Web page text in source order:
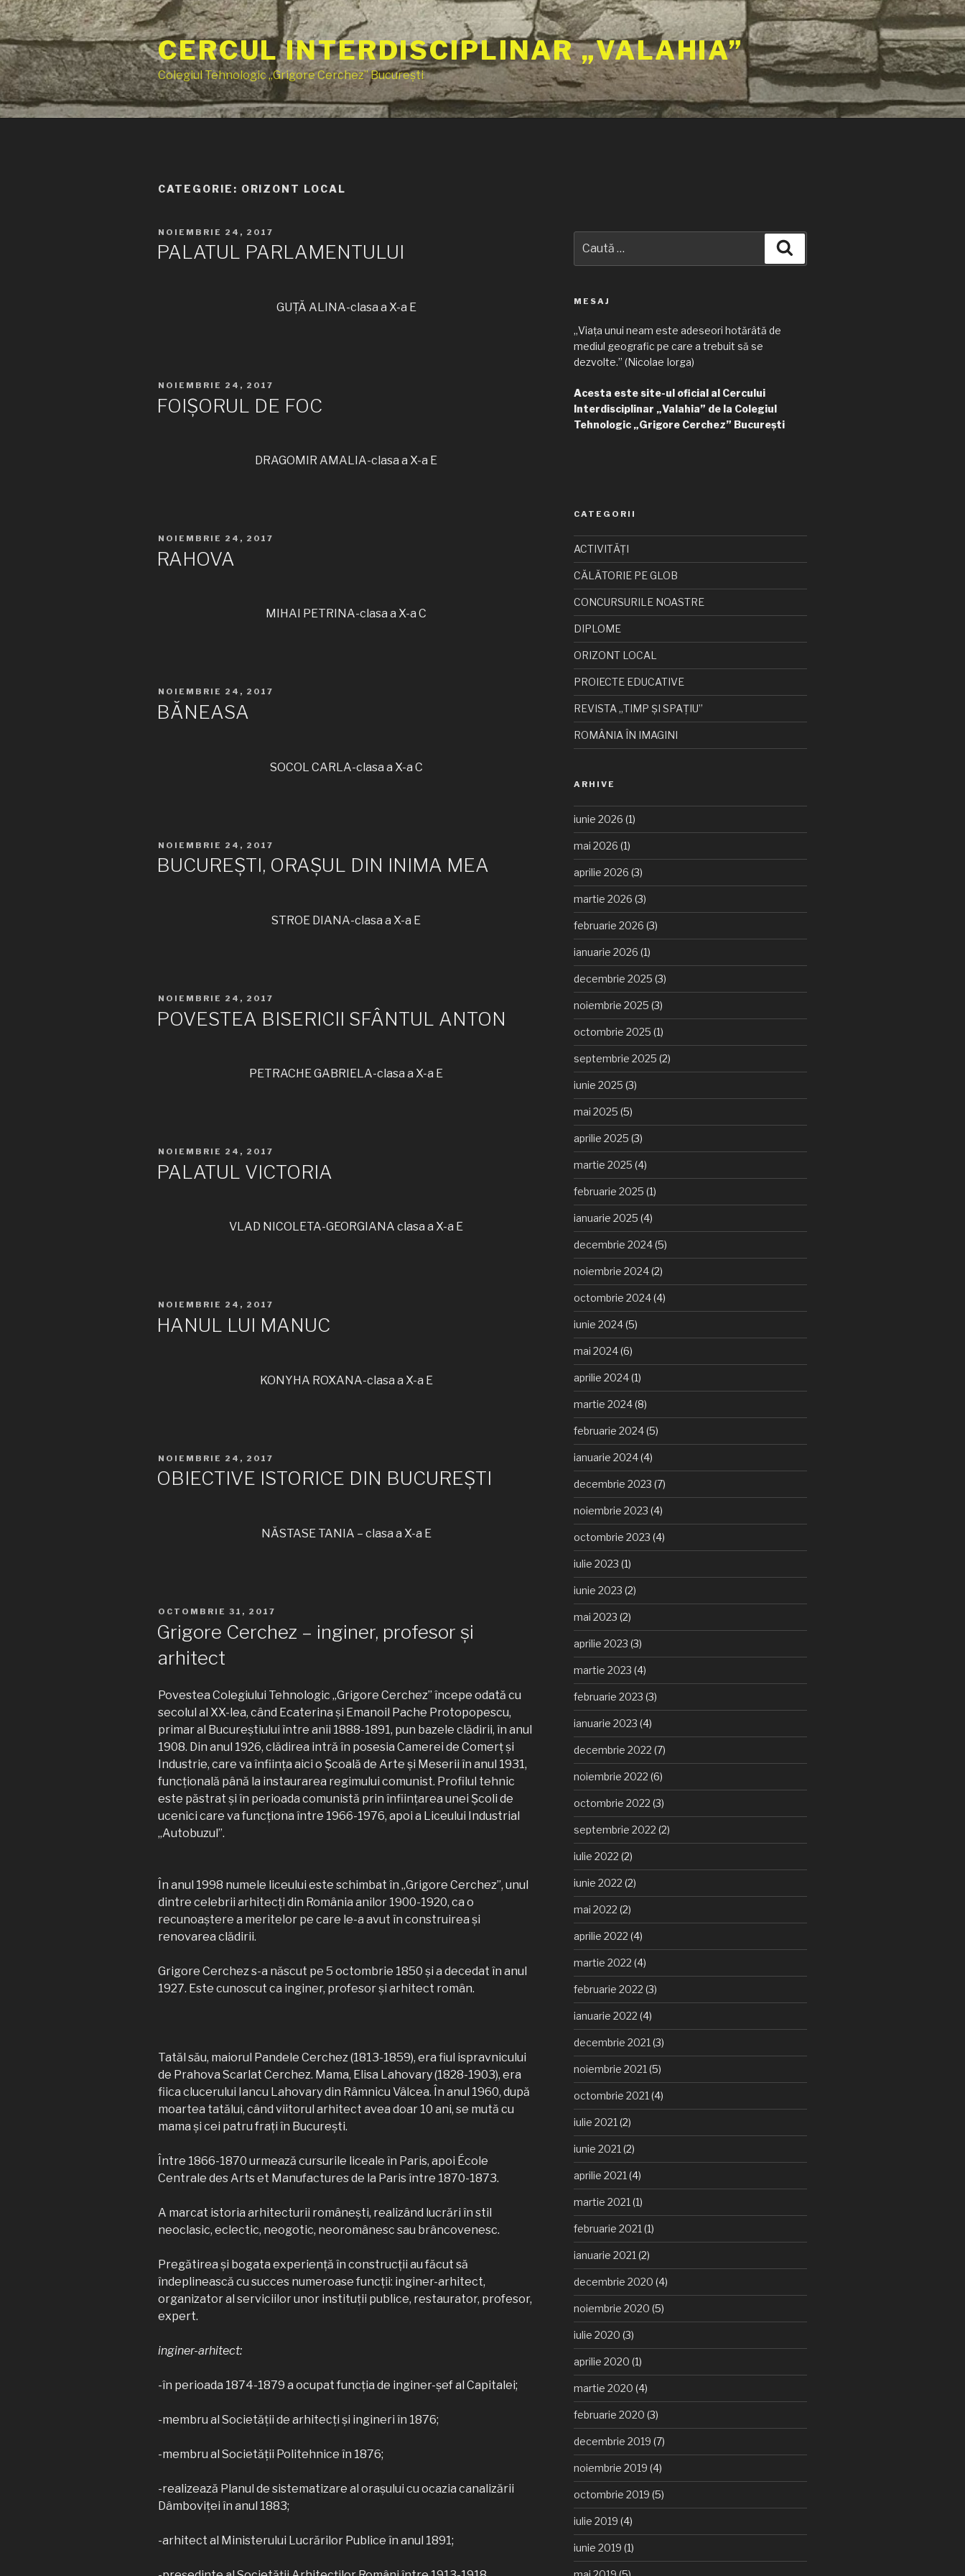
Sari
la
conținut
CERCUL INTERDISCIPLINAR „VALAHIA”
Colegiul Tehnologic „Grigore Cerchez” București
CATEGORIE: ORIZONT LOCAL
PUBLICAT
PE
NOIEMBRIE 24, 2017
PALATUL PARLAMENTULUI
GUȚĂ ALINA-clasa a X-a E
PUBLICAT
NOIEMBRIE 24, 2017
FOIȘORUL DE FOC
DRAGOMIR AMALIA-clasa a X-a E
PUBLICAT
PE
NOIEMBRIE 24, 2017
RAHOVA
MIHAI PETRINA-clasa a X-a C
PUBLICAT
PE
NOIEMBRIE 24, 2017
BĂNEASA
SOCOL CARLA-clasa a X-a C
PUBLICAT
PE
NOIEMBRIE 24, 2017
BUCUREȘTI, ORAȘUL DIN INIMA MEA
STROE DIANA-clasa a X-a E
PUBLICAT
NOIEMBRIE 24, 2017
POVESTEA BISERICII SFÂNTUL ANTON
PETRACHE GABRIELA-clasa a X-a E
PUBLICAT
PE
NOIEMBRIE 24, 2017
PALATUL VICTORIA
VLAD NICOLETA-GEORGIANA clasa a X-a E
PUBLICAT
PE
NOIEMBRIE 24, 2017
HANUL LUI MANUC
KONYHA ROXANA-clasa a X-a E
PUBLICAT
PE
NOIEMBRIE 24, 2017
OBIECTIVE ISTORICE DIN BUCUREȘTI
NĂSTASE TANIA – clasa a X-a E
PUBLICAT
OCTOMBRIE 31, 2017
Grigore Cerchez – inginer, profesor şi
arhitect
Povestea Colegiului Tehnologic „Grigore Cerchez” începe odată cu
secolul al XX-lea, când Ecaterina şi Emanoil Pache Protopopescu,
primar al Bucureştiului între anii 1888-1891, pun bazele clădirii, în anul
1908. Din anul 1926, clădirea intră în posesia Camerei de Comerţ şi
Industrie, care va înfiinţa aici o Şcoală de Arte şi Meserii în anul 1931,
funcţională până la instaurarea regimului comunist. Profilul tehnic
este păstrat şi în perioada comunistă prin înfiinţarea unei Şcoli de
ucenici care va funcţiona între 1966-1976, apoi a Liceului Industrial
„Autobuzul”.
În anul 1998 numele liceului este schimbat în „Grigore Cerchez”, unul
dintre celebrii arhitecţi din România anilor 1900-1920, ca o
recunoaştere a meritelor pe care le-a avut în construirea şi
renovarea clădirii.
Grigore Cerchez s-a născut pe 5 octombrie 1850 şi a decedat în anul
1927. Este cunoscut ca inginer, profesor şi arhitect român.
Tatăl său, maiorul Pandele Cerchez (1813-1859), era fiul ispravnicului
de Prahova Scarlat Cerchez. Mama, Elisa Lahovary (1828-1903), era
fiica clucerului Iancu Lahovary din Râmnicu Vâlcea. În anul 1960, după
moartea tatălui, când viitorul arhitect avea doar 10 ani, se mută cu
mama şi cei patru fraţi în Bucureşti.
Între 1866-1870 urmează cursurile liceale în Paris, apoi École
Centrale des Arts et Manufactures de la Paris între 1870-1873.
A marcat istoria arhitecturii româneşti, realizând lucrări în stil
neoclasic, eclectic, neogotic, neoromânesc sau brâncovenesc.
Pregătirea şi bogata experienţă în construcţii au făcut să
îndeplinească cu succes numeroase funcţii: inginer-arhitect,
organizator al serviciilor unor instituţii publice, restaurator, profesor,
expert.
inginer-arhitect:
-în perioada 1874-1879 a ocupat funcţia de inginer-şef al Capitalei;
-membru al Societăţii de arhitecţi şi ingineri în 1876;
-membru al Societăţii Politehnice în 1876;
-realizează Planul de sistematizare al oraşului cu ocazia canalizării
Dâmboviţei în anul 1883;
-arhitect al Ministerului Lucrărilor Publice în anul 1891;
după:
MESAJ
„Viața unui neam este adeseori hotărâtă de
mediul geografic pe care a trebuit să se
dezvolte.” (Nicolae Iorga)
Acesta este site-ul oficial al Cercului
Interdisciplinar „Valahia” de la Colegiul
Tehnologic „Grigore Cerchez” București
CATEGORII
ACTIVITĂȚI
CĂLĂTORIE PE GLOB
CONCURSURILE NOASTRE
DIPLOME
ORIZONT LOCAL
PROIECTE EDUCATIVE
REVISTA „TIMP ȘI SPAȚIU”
ROMÂNIA ÎN IMAGINI
ARHIVE
iunie 2026 (1)
mai 2026 (1)
aprilie 2026 (3)
martie 2026 (3)
februarie 2026 (3)
ianuarie 2026 (1)
decembrie 2025 (3)
noiembrie 2025 (3)
octombrie 2025 (1)
septembrie 2025 (2)
iunie 2025 (3)
mai 2025 (5)
aprilie 2025 (3)
martie 2025 (4)
februarie 2025 (1)
ianuarie 2025 (4)
decembrie 2024(5)
noiembrie 2024(2)
octombrie 2024(4)
iunie 2024(5)
mai 2024(6)
aprilie 2024(1)
martie 2024(8)
februarie 2024(5)
ianuarie 2024(4)
decembrie 2023 (7)
noiembrie 2023 (4)
octombrie 2023 (4)
iulie 2023 (1)
iunie 2023 (2)
mai 2023 (2)
aprilie 2023 (3)
martie 2023 (4)
februarie 2023 (3)
ianuarie 2023 (4)
decembrie 2022 (7)
noiembrie 2022 (6)
octombrie 2022 (3)
septembrie 2022 (2)
iulie 2022 (2)
iunie 2022 (2)
mai 2022 (2)
aprilie 2022 (4)
martie 2022 (4)
februarie 2022 (3)
ianuarie 2022 (4)
decembrie 2021 (3)
noiembrie 2021 (5)
octombrie 2021 (4)
iulie 2021 (2)
iunie 2021 (2)
aprilie 2021 (4)
martie 2021 (1)
februarie 2021 (1)
ianuarie 2021 (2)
decembrie 2020 (4)
noiembrie 2020 (5)
iulie 2020 (3)
aprilie 2020 (1)
martie 2020 (4)
februarie 2020 (3)
decembrie 2019 (7)
noiembrie 2019 (4)
octombrie 2019 (5)
iulie 2019 (4)
iunie 2019 (1)